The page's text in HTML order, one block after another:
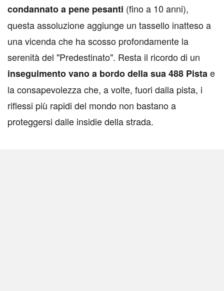
condannato a pene pesanti (fino a 10 anni),
questa assoluzione aggiunge un tassello inatteso a
una vicenda che ha scosso profondamente la
serenità del "Predestinato". Resta il ricordo di un
inseguimento vano a bordo della sua 488 Pistae
la consapevolezza che, a volte, fuori dalla pista, i
riflessi più rapidi del mondo non bastano a
proteggersi dalle insidie della strada.